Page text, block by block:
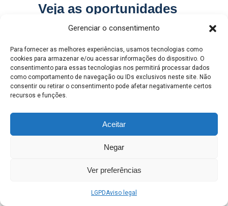
Gerenciar o consentimento
Para fornecer as melhores experiências, usamos tecnologias como
cookies para armazenar e/ou acessar informações do dispositivo. O
consentimento para essas tecnologias nos permitirá processar dados
como comportamento de navegação ou IDs exclusivos neste site. Não
consentir ou retirar o consentimento pode afetar negativamente certos
recursos e funções.
Aceitar
Negar
Ver preferências
LGPDAviso legal
Veja as oportunidades
disponíveis na Casa do
quarta-feira (10)
Henrique Alves